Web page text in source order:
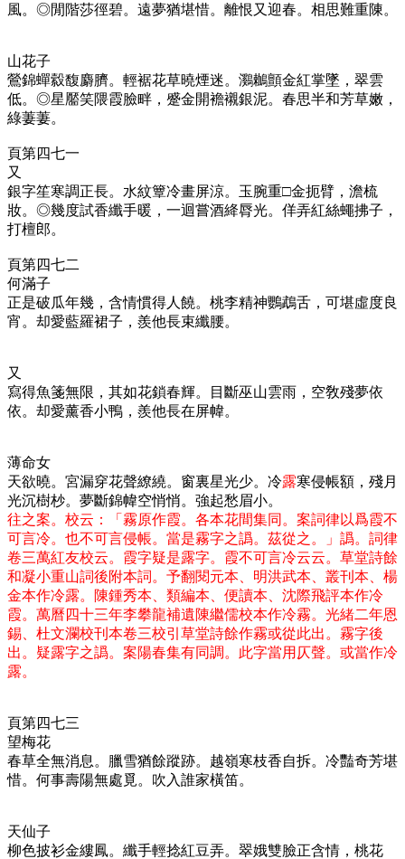
風。◎閒階莎徑碧。遠夢猶堪惜。離恨又迎春。相思難重陳。
山花子
鶯錦蟬縠馥麝臍。輕裾花草曉煙迷。鸂鶒顫金紅掌墜，翠雲
低。◎星靨笑隈霞臉畔，蹙金開襜襯銀泥。春思半和芳草嫩，
綠萋萋。
頁第四七一
又
銀字笙寒調正長。水紋簟冷畫屏涼。玉腕重□金扼臂，澹梳
妝。◎幾度試香纖手暖，一迴嘗酒絳脣光。佯弄紅絲蠅拂子，
打檀郎。
頁第四七二
何滿子
正是破瓜年幾，含情慣得人饒。桃李精神鸚鵡舌，可堪虛度良
宵。却愛藍羅裙子，羨他長束纖腰。
又
寫得魚箋無限，其如花鎖春輝。目斷巫山雲雨，空敎殘夢依
依。却愛薰香小鴨，羨他長在屏幃。
薄命女
天欲曉。宮漏穿花聲繚繞。窗裏星光少。冷露寒侵帳額，殘月
光沉樹杪。夢斷錦幃空悄悄。強起愁眉小。
往之案。校云：「 霧原作霞。各本花間集同。案詞律以爲霞不
可言冷。也不可言侵帳。當是霧字之譌。茲從之。
」 譌。詞律
卷三萬紅友校云。霞字疑是露字。霞不可言冷云云。草堂詩餘
和凝小重山詞後附本詞。予翻閱元本、明洪武本、叢刊本、楊
金本作冷露。陳鍾秀本、類編本、便讀本、沈際飛評本作冷
霞。萬曆四十三年李攀龍補遺陳繼儒校本作冷霧。光緒二年恩
錫、杜文瀾校刊本卷三校引草堂詩餘作霧或從此出。霧字後
出。疑露字之譌。案陽春集有同調。此字當用仄聲。或當作冷
露。
頁第四七三
望梅花
春草全無消息。臘雪猶餘蹤跡。越嶺寒枝香自拆。冷豔奇芳堪
惜。何事壽陽無處覓。吹入誰家橫笛。
天仙子
柳色披衫金縷鳳。纖手輕捻紅豆弄。翠娥雙臉正含情，桃花